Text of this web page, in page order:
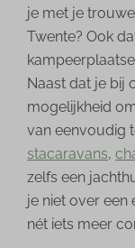
je met je
Twente? Ook
Naast dat je bij
mogelijkheid
van eenvoudig
stacaravans,
zelfs een
je niet over een
nét iets meer